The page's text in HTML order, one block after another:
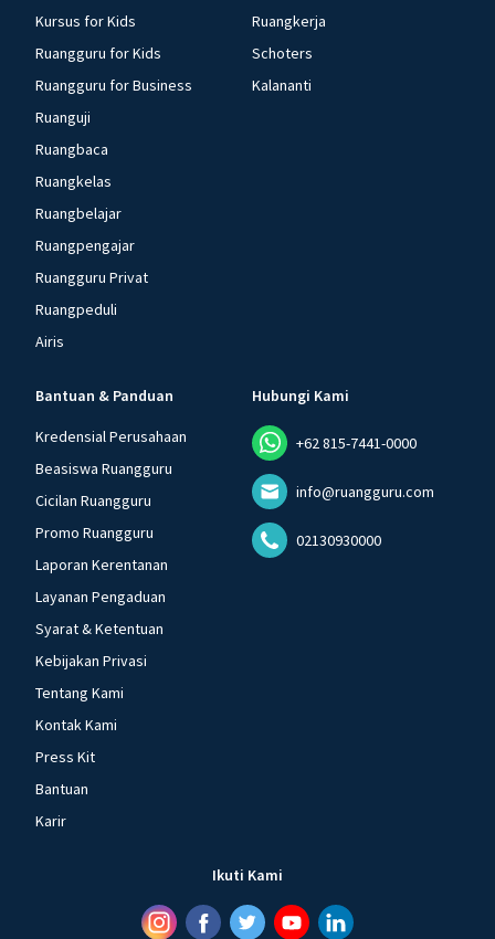
Kursus for Kids
Ruangguru for Kids
Ruangguru for Business
Ruanguji
Ruangbaca
Ruangkelas
Ruangbelajar
Ruangpengajar
Ruangguru Privat
Ruangpeduli
Airis
Ruangkerja
Schoters
Kalananti
Bantuan & Panduan
Kredensial Perusahaan
Beasiswa Ruangguru
Cicilan Ruangguru
Promo Ruangguru
Laporan Kerentanan
Layanan Pengaduan
Syarat & Ketentuan
Kebijakan Privasi
Tentang Kami
Kontak Kami
Press Kit
Bantuan
Karir
Hubungi Kami
+62 815-7441-0000
info@ruangguru.com
02130930000
Ikuti Kami